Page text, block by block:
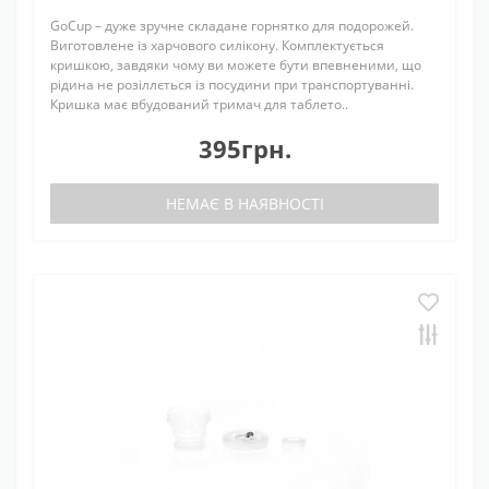
GoCup – дуже зручне складане горнятко для подорожей.
Виготовлене із харчового силікону. Комплектується
кришкою, завдяки чому ви можете бути впевненими, що
рідина не розіллється із посудини при транспортуванні.
Кришка має вбудований тримач для таблето..
395грн.
НЕМАЄ В НАЯВНОСТІ